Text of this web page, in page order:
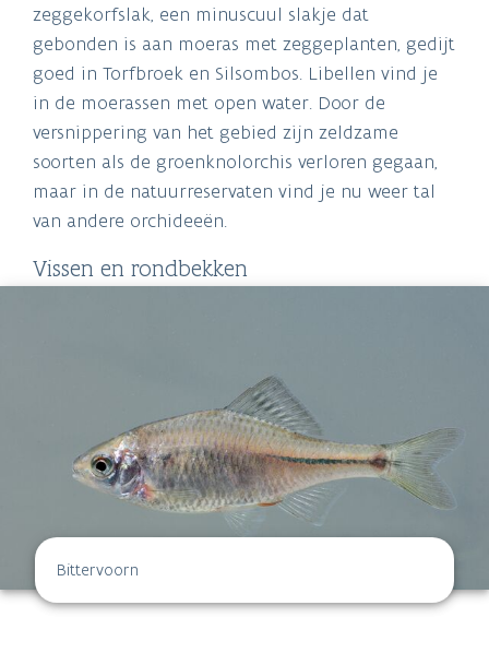
zeggekorfslak, een minuscuul slakje dat
gebonden is aan moeras met zeggeplanten, gedijt
goed in Torfbroek en Silsombos. Libellen vind je
in de moerassen met open water. Door de
versnippering van het gebied zijn zeldzame
soorten als de groenknolorchis verloren gegaan,
maar in de natuurreservaten vind je nu weer tal
van andere orchideeën.
Vissen en rondbekken
Bittervoorn